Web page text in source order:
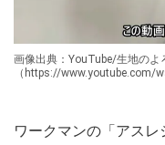
画像出典：YouTube/生地のよ
（https://www.youtube.com/
ワークマンの「アス